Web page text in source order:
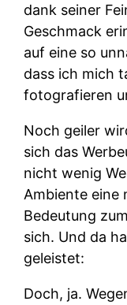
dank seiner
Geschmack
auf eine so
dass ich mich
fotografieren
Noch geiler
sich das
nicht wenig
Ambiente eine
Bedeutung
sich. Und da
geleistet:
Doch, ja.